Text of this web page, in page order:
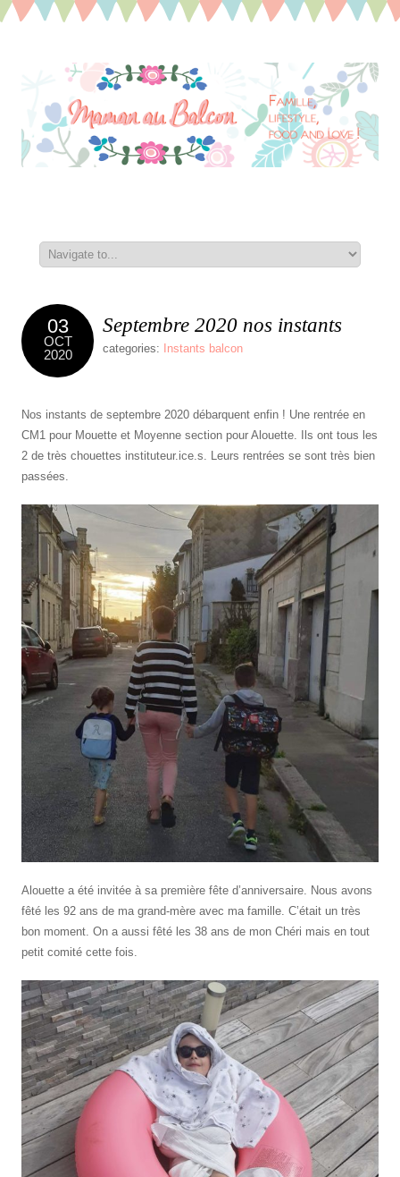
03
OCT
2020
Septembre 2020 nos instants
categories: Instants balcon
Nos instants de septembre 2020 débarquent enfin ! Une rentrée en
CM1 pour Mouette et Moyenne section pour Alouette. Ils ont tous les
2 de très chouettes instituteur.ice.s. Leurs rentrées se sont très bien
passées.
Alouette a été invitée à sa première fête d’anniversaire. Nous avons
fêté les 92 ans de ma grand-mère avec ma famille. C’était un très
bon moment. On a aussi fêté les 38 ans de mon Chéri mais en tout
petit comité cette fois.